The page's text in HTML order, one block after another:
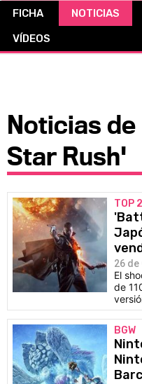
FICHA NOTICIAS
VÍDEOS
Noticias
Star Rush'
TOP
26 de
El
de
BGW